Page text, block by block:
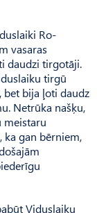
Ro­
vasaras
daudzi tirgotāji.
tirgū
bet bija ļoti daudz
Netrūka našķu,
meistaru
ka gan bērniem,
Viduslaiku